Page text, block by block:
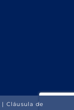
| Cláusula de